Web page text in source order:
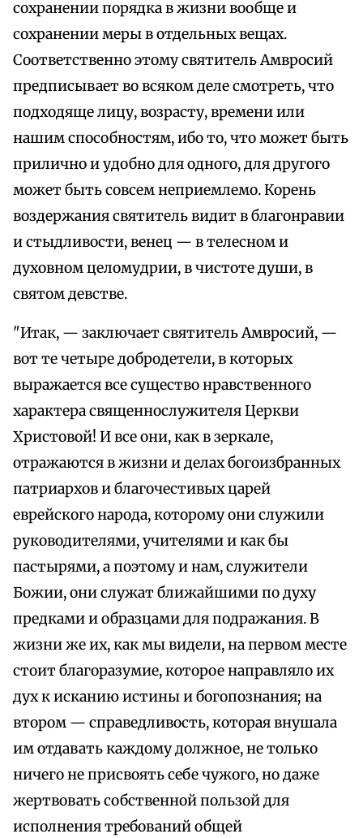
сохранении порядка в жизни вообще и
сохранении меры в отдельных вещах.
Соответственно этому святитель Амвросий
предписывает во всяком деле смотреть, что
подходяще лицу, возрасту, времени или
нашим способностям, ибо то, что может быть
прилично и удобно для одного, для другого
может быть совсем неприемлемо. Корень
воздержания святитель видит в благонравии
и стыдливости, венец — в телесном и
духовном целомудрии, в чистоте души, в
святом девстве.
"Итак, — заключает святитель Амвросий, —
вот те четыре добродетели, в которых
выражается все существо нравственного
характера священнослужителя Церкви
Христовой! И все они, как в зеркале,
отражаются в жизни и делах богоизбранных
патриархов и благочестивых царей
еврейского народа, которому они служили
руководителями, учителями и как бы
пастырями, а поэтому и нам, служители
Божии, они служат ближайшими по духу
предками и образцами для подражания. В
жизни же их, как мы видели, на первом месте
стоит благоразумие, которое направляло их
дух к исканию истины и богопознания; на
втором — справедливость, которая внушала
им отдавать каждому должное, не только
ничего не присвоять себе чужого, но даже
жертвовать собственной пользой для
исполнения требований общей